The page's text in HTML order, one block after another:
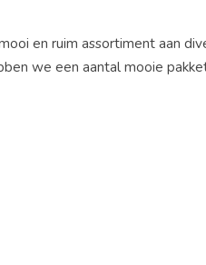
en ruim assortiment aan
we een aantal mooie